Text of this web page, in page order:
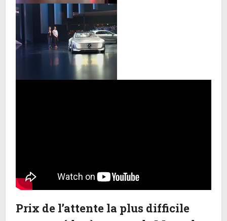
Prix de l’attente la plus difficile